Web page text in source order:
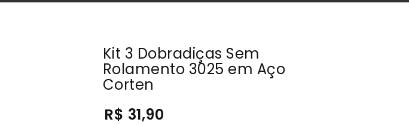
Kit 3 Dobradiças Sem
Rolamento 3025 em Aço
Corten
R$ 31,90